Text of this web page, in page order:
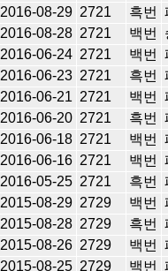
2016-08-29 2721 흑번
2016-08-28 2721 백번
2016-06-24 2721 백번
2016-06-23 2721 흑번
2016-06-21 2721 백번
2016-06-20 2721 흑번
2016-06-18 2721 백번
2016-06-16 2721 백번
2016-05-25 2721 흑번
2015-08-29 2729 백번
2015-08-28 2729 흑번
2015-08-26 2729 백번
2015-08-25 2729 백번